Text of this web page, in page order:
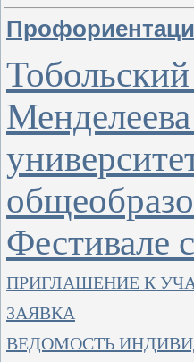
Фестивале
ПРИГЛАШЕНИЕ К
ЗАЯВКА
ВЕДОМОСТЬ